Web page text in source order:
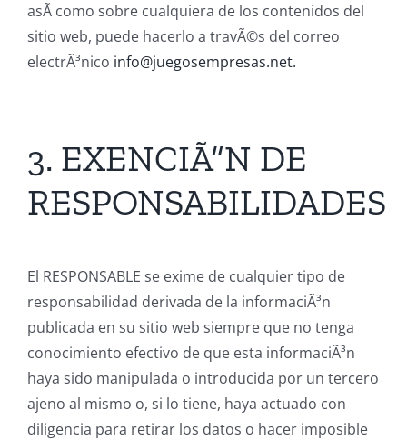
asÃ­ como sobre cualquiera de los contenidos del
sitio web, puede hacerlo a travÃ©s del correo
electrÃ³nico info@juegosempresas.net.
3. EXENCIÃ“N DE
RESPONSABILIDADES
El RESPONSABLE se exime de cualquier tipo de
responsabilidad derivada de la informaciÃ³n
publicada en su sitio web siempre que no tenga
conocimiento efectivo de que esta informaciÃ³n
haya sido manipulada o introducida por un tercero
ajeno al mismo o, si lo tiene, haya actuado con
diligencia para retirar los datos o hacer imposible